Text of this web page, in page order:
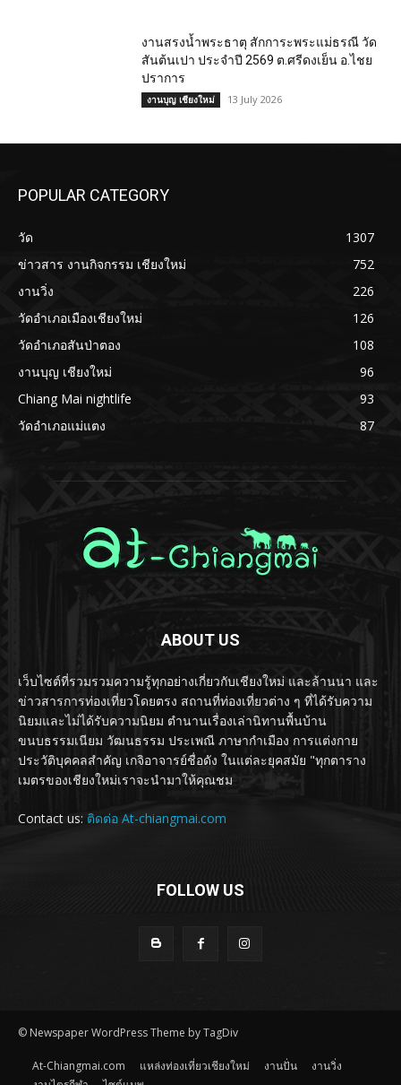
งานสรงน้ำพระธาตุ สักการะพระแม่ธรณี วัด
สันต้นเปา ประจำปี 2569 ต.ศรีดงเย็น อ.ไชย
ปราการ
งานบุญ เชียงใหม่ 13 July 2026
POPULAR CATEGORY
วัด
1307
ข่าวสาร งานกิจกรรม เชียงใหม่
752
งานวิ่ง
226
วัดอำเภอเมืองเชียงใหม่
126
วัดอำเภอสันป่าตอง
108
งานบุญ เชียงใหม่
96
Chiang Mai nightlife
93
วัดอำเภอแม่แตง
87
ABOUT US
เว็บไซต์ที่รวมรวมความรู้ทุกอย่างเกี่ยวกับเชียงใหม่ และล้านนา และ
ข่าวสารการท่องเที่ยวโดยตรง สถานที่ท่องเที่ยวต่าง ๆ ที่ได้รับความ
นิยมและไม่ได้รับความนิยม ตำนานเรื่องเล่านิทานพื้นบ้าน
ขนบธรรมเนียม วัฒนธรรม ประเพณี ภาษากำเมือง การแต่งกาย
ประวัติบุคคลสำคัญ เกจิอาจารย์ชื่อดัง ในแต่ละยุคสมัย "ทุกตาราง
เมตรของเชียงใหม่เราจะนำมาให้คุณชม
Contact us: ติดต่อ At-chiangmai.com
FOLLOW US
© Newspaper WordPress Theme by TagDiv
At-Chiangmai.com แหล่งท่องเที่ยวเชียงใหม่ งานปั่น
งานวิ่ง